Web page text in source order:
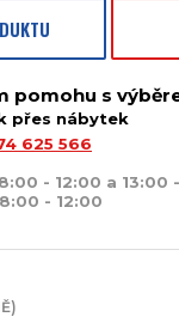
pomohu s
přes nábytek
625 566
- 12:00 a 13:00
- 12:00